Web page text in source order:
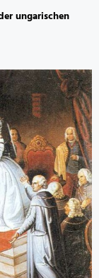
ungarischen